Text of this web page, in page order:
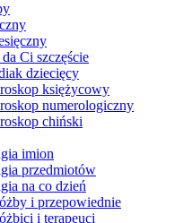
Ci szczęście
dziecięcy
księżycowy
numerologiczny
chiński
imion
przedmiotów
na co dzień
i przepowiednie
i terapeuci